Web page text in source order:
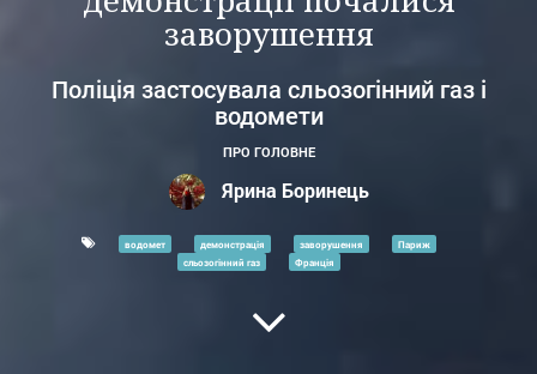
заворушення
Поліція застосувала сльозогінний газ і
водомети
ПРО ГОЛОВНЕ
Ярина Боринець
водомет демонстрація заворушення
Париж
сльозогінний газ
Франція